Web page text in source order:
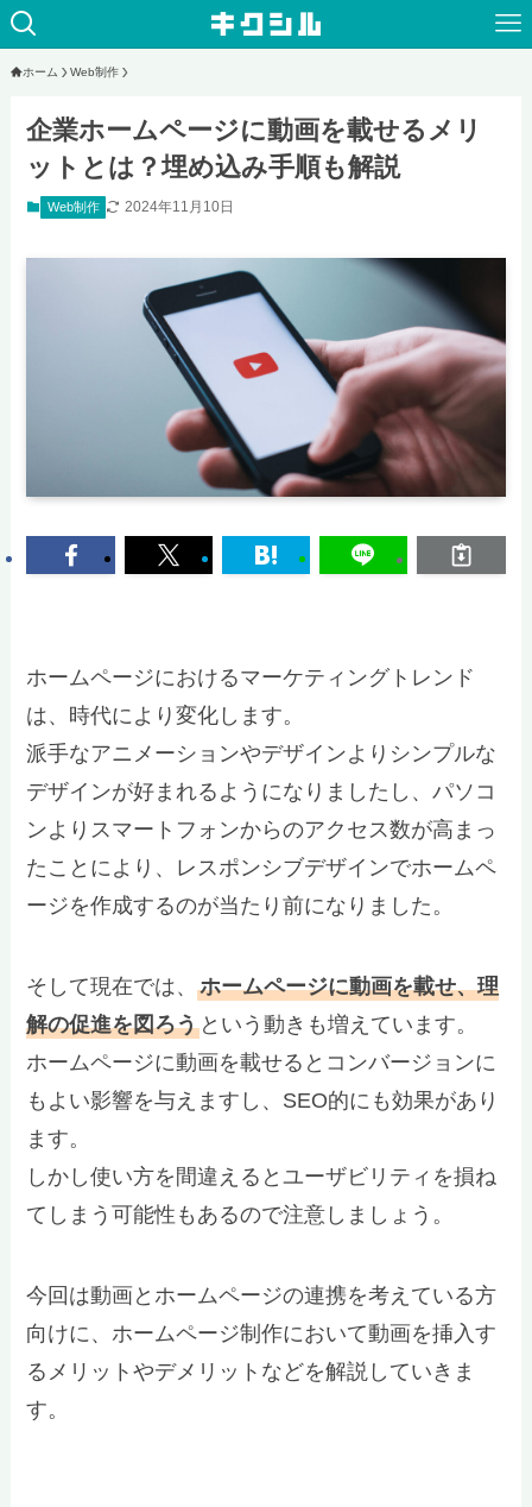
ホーム Web制作
企業ホームページに動画を載せるメリ
ットとは？埋め込み手順も解説
Web制作 2024年11月10日
ホームページにおけるマーケティングトレンド
は、時代により変化します。
派手なアニメーションやデザインよりシンプルな
デザインが好まれるようになりましたし、パソコ
ンよりスマートフォンからのアクセス数が高まっ
たことにより、レスポンシブデザインでホームペ
ージを作成するのが当たり前になりました。
そして現在では、ホームページに動画を載せ、理
解の促進を図ろう という動きも増えています。
ホームページに動画を載せるとコンバージョンに
もよい影響を与えますし、SEO的にも効果があり
ます。
しかし使い方を間違えるとユーザビリティを損ね
てしまう可能性もあるので注意しましょう。
今回は動画とホームページの連携を考えている方
向けに、ホームページ制作において動画を挿入す
るメリットやデメリットなどを解説していきま
す。